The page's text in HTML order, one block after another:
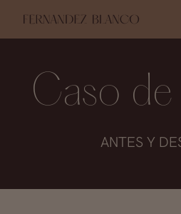
contentCaso de
ANTES Y